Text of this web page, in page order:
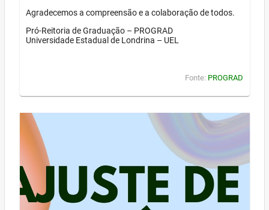
Agradecemos a compreensão e a colaboração de todos.
Pró-Reitoria de Graduação – PROGRAD
Universidade Estadual de Londrina – UEL
Fonte: PROGRAD